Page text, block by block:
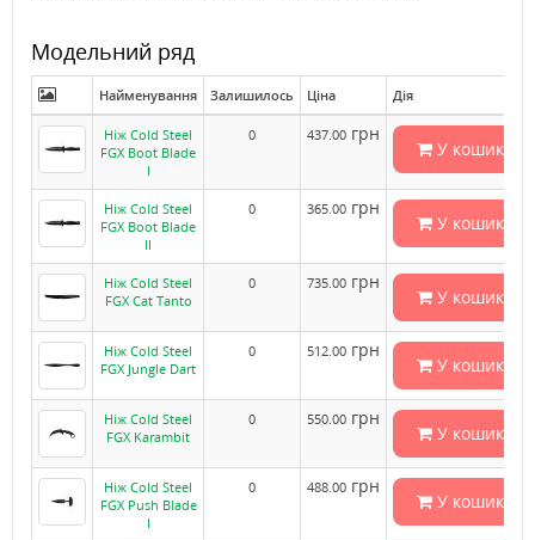
Модельний ряд
Найменування Залишилось Ціна Дія
Ніж Cold Steel
FGX Boot Blade
I
0 437.00 грн
У кошик
Ніж Cold Steel
FGX Boot Blade
II
0 365.00 грн
У кошик
Ніж Cold Steel
FGX Cat Tanto
0 735.00 грн
У кошик
Ніж Cold Steel
FGX Jungle Dart
0 512.00 грн
У кошик
Ніж Cold Steel
FGX Karambit
0 550.00 грн
У кошик
Ніж Cold Steel
FGX Push Blade
I
0 488.00 грн
У кошик